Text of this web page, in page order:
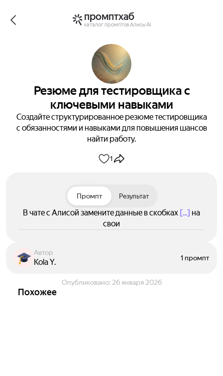
промптхаб
каталог промптов Алисы AI
Резюме для тестировщика с
ключевыми навыками
Создайте структурированное резюме тестировщика
с обязанностями и навыками для повышения шансов
найти работу.
1
Промпт Результат
В чате с Алисой замените данные в скобках [...] на
свои
Автор
Kola Y. 1 промпт
Опубликовано: 26 января 2026
Похожее